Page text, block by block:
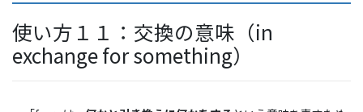
使い方１１：交換の意味（in
exchange for something）